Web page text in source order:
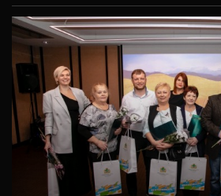
ОБЩЕСТВО
Екатеринбург
кулинаров с